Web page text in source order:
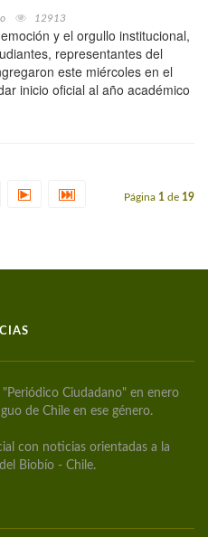
12913
y el orgullo institucional,
representantes del
este miércoles en el
inicio oficial al año académico
Página 1 de 19
Ciudadano" en enero
de Chile en ese género.
con noticias orientadas a la
Biobío - Chile.